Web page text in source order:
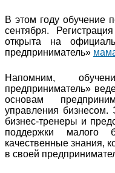
В этом году обучение
сентября.
открыта на
предприниматель»
Напомним,
предприниматель»
основам
управления
бизнес-тренеры и
поддержки малого
качественные знания,
в своей